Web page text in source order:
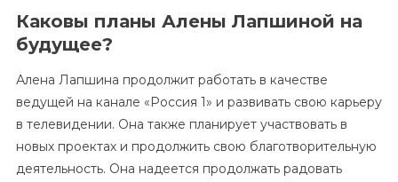
Каковы планы Алены Лапшиной на
будущее?
Алена Лапшина продолжит работать в качестве
ведущей на канале «Россия 1» и развивать свою карьеру
в телевидении. Она также планирует участвовать в
новых проектах и продолжить свою благотворительную
деятельность. Она надеется продолжать радовать